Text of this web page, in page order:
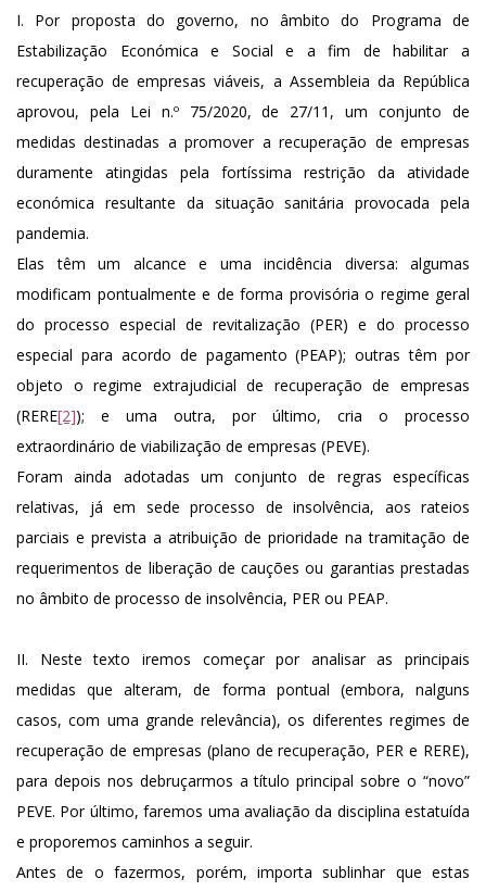
I. Por proposta do governo, no âmbito do Programa de
Estabilização Económica e Social e a fim de habilitar a
recuperação de empresas viáveis, a Assembleia da República
aprovou, pela Lei n.º 75/2020, de 27/11, um conjunto de
medidas destinadas a promover a recuperação de empresas
duramente atingidas pela fortíssima restrição da atividade
económica resultante da situação sanitária provocada pela
pandemia.
Elas têm um alcance e uma incidência diversa: algumas
modificam pontualmente e de forma provisória o regime geral
do processo especial de revitalização (PER) e do processo
especial para acordo de pagamento (PEAP); outras têm por
objeto o regime extrajudicial de recuperação de empresas
(RERE[2]); e uma outra, por último, cria o processo
extraordinário de viabilização de empresas (PEVE).
Foram ainda adotadas um conjunto de regras específicas
relativas, já em sede processo de insolvência, aos rateios
parciais e prevista a atribuição de prioridade na tramitação de
requerimentos de liberação de cauções ou garantias prestadas
no âmbito de processo de insolvência, PER ou PEAP.
II. Neste texto iremos começar por analisar as principais
medidas que alteram, de forma pontual (embora, nalguns
casos, com uma grande relevância), os diferentes regimes de
recuperação de empresas (plano de recuperação, PER e RERE),
para depois nos debruçarmos a título principal sobre o “novo”
PEVE. Por último, faremos uma avaliação da disciplina estatuída
e proporemos caminhos a seguir.
Antes de o fazermos, porém, importa sublinhar que estas